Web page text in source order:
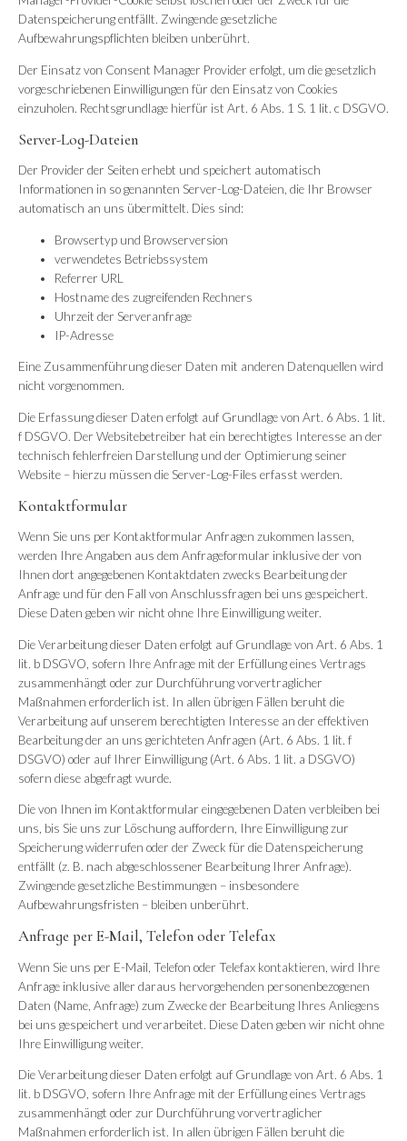
Datenspeicherung entfällt. Zwingende gesetzliche
Aufbewahrungspflichten bleiben unberührt.
Der Einsatz von Consent Manager Provider erfolgt, um die gesetzlich
vorgeschriebenen Einwilligungen für den Einsatz von Cookies
einzuholen. Rechtsgrundlage hierfür ist Art. 6 Abs. 1 S. 1 lit. c DSGVO.
Server-Log-Dateien
Der Provider der Seiten erhebt und speichert automatisch
Informationen in so genannten Server-Log-Dateien, die Ihr Browser
automatisch an uns übermittelt. Dies sind:
Browsertyp und Browserversion
verwendetes Betriebssystem
Referrer URL
Hostname des zugreifenden Rechners
Uhrzeit der Serveranfrage
IP-Adresse
Eine Zusammenführung dieser Daten mit anderen Datenquellen wird
nicht vorgenommen.
Die Erfassung dieser Daten erfolgt auf Grundlage von Art. 6 Abs. 1 lit.
f DSGVO. Der Websitebetreiber hat ein berechtigtes Interesse an der
technisch fehlerfreien Darstellung und der Optimierung seiner
Website – hierzu müssen die Server-Log-Files erfasst werden.
Kontaktformular
Wenn Sie uns per Kontaktformular Anfragen zukommen lassen,
werden Ihre Angaben aus dem Anfrageformular inklusive der von
Ihnen dort angegebenen Kontaktdaten zwecks Bearbeitung der
Anfrage und für den Fall von Anschlussfragen bei uns gespeichert.
Diese Daten geben wir nicht ohne Ihre Einwilligung weiter.
Die Verarbeitung dieser Daten erfolgt auf Grundlage von Art. 6 Abs. 1
lit. b DSGVO, sofern Ihre Anfrage mit der Erfüllung eines Vertrags
zusammenhängt oder zur Durchführung vorvertraglicher
Maßnahmen erforderlich ist. In allen übrigen Fällen beruht die
Verarbeitung auf unserem berechtigten Interesse an der effektiven
Bearbeitung der an uns gerichteten Anfragen (Art. 6 Abs. 1 lit. f
DSGVO) oder auf Ihrer Einwilligung (Art. 6 Abs. 1 lit. a DSGVO)
sofern diese abgefragt wurde.
Die von Ihnen im Kontaktformular eingegebenen Daten verbleiben bei
uns, bis Sie uns zur Löschung auffordern, Ihre Einwilligung zur
Speicherung widerrufen oder der Zweck für die Datenspeicherung
entfällt (z. B. nach abgeschlossener Bearbeitung Ihrer Anfrage).
Zwingende gesetzliche Bestimmungen – insbesondere
Aufbewahrungsfristen – bleiben unberührt.
Anfrage per E-Mail, Telefon oder Telefax
Wenn Sie uns per E-Mail, Telefon oder Telefax kontaktieren, wird Ihre
Anfrage inklusive aller daraus hervorgehenden personenbezogenen
Daten (Name, Anfrage) zum Zwecke der Bearbeitung Ihres Anliegens
bei uns gespeichert und verarbeitet. Diese Daten geben wir nicht ohne
Ihre Einwilligung weiter.
Die Verarbeitung dieser Daten erfolgt auf Grundlage von Art. 6 Abs. 1
lit. b DSGVO, sofern Ihre Anfrage mit der Erfüllung eines Vertrags
zusammenhängt oder zur Durchführung vorvertraglicher
Maßnahmen erforderlich ist. In allen übrigen Fällen beruht die